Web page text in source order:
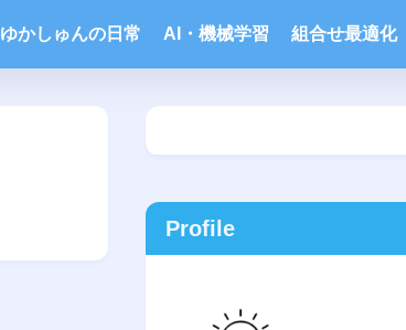
ゆかしゅんの日常 AI・機械学習 組合せ最適化
Profile